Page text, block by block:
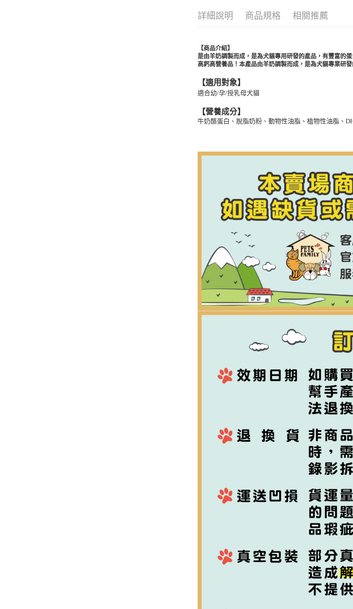
詳細說明 商品規格 相關推薦
【商品介紹】
是由羊奶調製而成，是為犬貓專用研發的產品，有豐富的
高鈣高營養品！本產品由羊奶調製而成，是為犬貓專業研
【適用對象】
適合幼/孕/授乳母犬貓
【營養成分】
牛奶酪蛋白、脫脂奶粉、動物性油脂、植物性油脂、